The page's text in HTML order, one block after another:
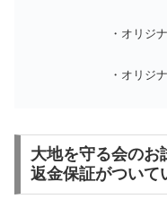
・オリジ
・オリジ
大地を守る会のお
返金保証がついて